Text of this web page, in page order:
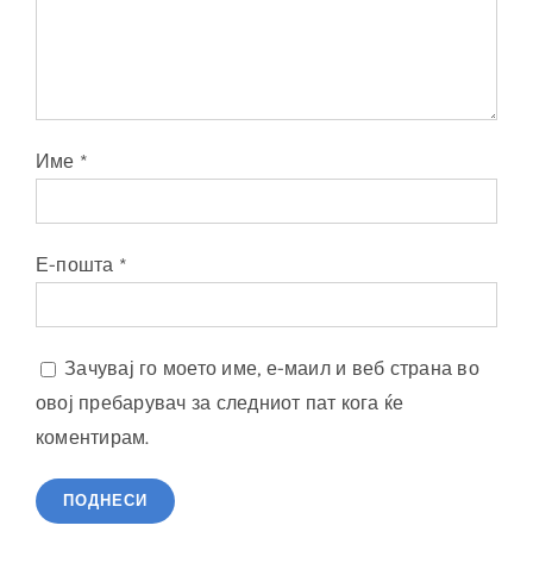
Име *
Е-пошта *
Зачувај го моето име, е-маил и веб страна во
овој пребарувач за следниот пат кога ќе
коментирам.